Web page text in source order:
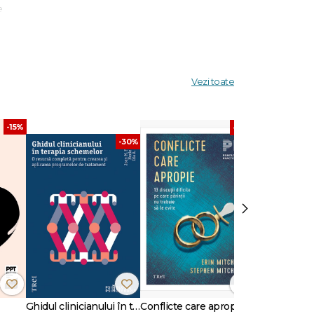
Vezi toate
-15%
-30%
Ghidul clinicianului în terapia schemelor
-30%
Conflicte care apropie
›